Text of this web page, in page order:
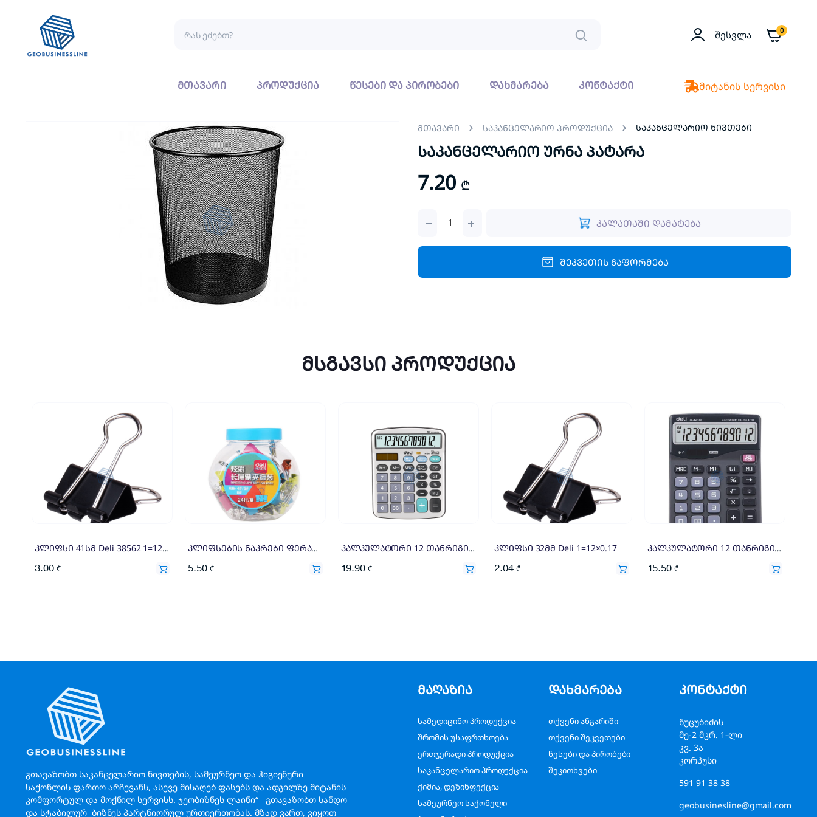
Შესვლა 0
მთავარი პროდუქცია წესები და პირობები დახმარება კონტაქტი მიტანის სერვისი
მთავარი საკანცელარიო პროდუქცია საკანცელარიო ნივთები
საკანცელარიო ურნა პატარა
7.20 ₾
ურნა
quantity
კალათაში დამატება
შეკვეთის გაფორმება
მსგავსი პროდუქცია
კლიფსი 41სმ Deli 38562 1=12X0.25
3.00 ₾
კლიფსების ნაკრები ფერადი 15-19-25მმ Deli 24ც 998560
5.50 ₾
კალკულატორი 12 თანრიგიანი M19810 DELI
19.90 ₾
კლიფსი 32მმ Deli 1=12×0.17
2.04 ₾
კალკულატორი 12 თანრიგიანი DELI 1210
15.50 ₾
გთავაზობთ საკანცელარიო ნივთების, სამეურნეო და ჰიგიენური
საქონლის ფართო არჩევანს, ასევე მისაღებ ფასებს და ადგილზე მიტანის
კომფორტულ და მოქნილ სერვისს. ჯეობიზნეს ლაინი“ გთავაზობთ სანდო
და სტაბილურ ბიზნეს პარტნიორულ ურთიერთობას. მზად ვართ, ვიყოთ
მაღაზია
სამედიცინო პროდუქცია
შრომის უსაფრთხოება
ერთჯერადი პროდუქცია
საკანცელარიო პროდუქცია
ქიმია, დეზინფექცია
სამეურნეო საქონელი
დახმარება
თქვენი ანგარიში
თქვენი შეკვეთები
წესები და პირობები
შეკითხვები
კონტაქტი
ნუცუბიძის
მე-2 მკრ. 1-ლი
კვ. 3ა
კორპუსი
591 91 38 38
geobusinesline@gmail.com